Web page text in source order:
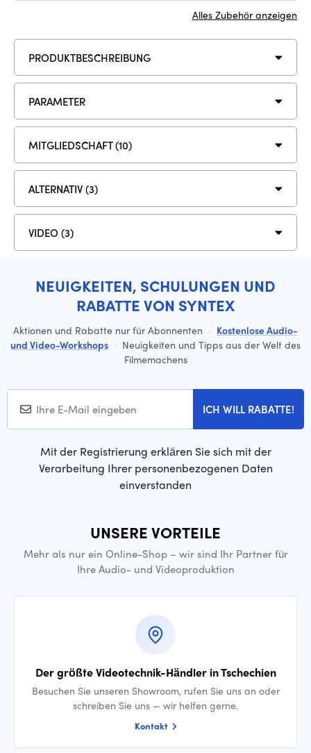
Alles Zubehör anzeigen
PRODUKTBESCHREIBUNG
PARAMETER
MITGLIEDSCHAFT (10)
ALTERNATIV (3)
VIDEO (3)
NEUIGKEITEN, SCHULUNGEN UND
RABATTE VON SYNTEX
Aktionen und Rabatte nur für Abonnenten · Kostenlose Audio-
und Video-Workshops · Neuigkeiten und Tipps aus der Welt des
Filmemachens
ICH WILL RABATTE!
Mit der Registrierung erklären Sie sich mit der
Verarbeitung Ihrer personenbezogenen Daten
einverstanden
UNSERE VORTEILE
Mehr als nur ein Online-Shop – wir sind Ihr Partner für
Ihre Audio- und Videoproduktion
Der größte Videotechnik-Händler in Tschechien
Besuchen Sie unseren Showroom, rufen Sie uns an oder
schreiben Sie uns — wir helfen gerne.
Kontakt